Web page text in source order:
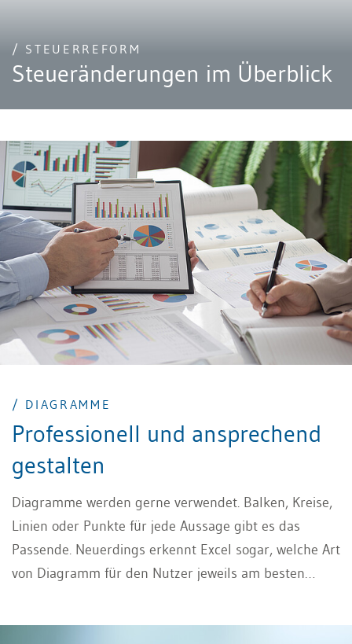
/ STEUERREFORM
Steueränderungen im Überblick
/ DIAGRAMME
Professionell und ansprechend
gestalten
Diagramme werden gerne verwendet. Balken, Kreise,
Linien oder Punkte für jede Aussage gibt es das
Passende. Neuerdings erkennt Excel sogar, welche Art
von Diagramm für den Nutzer jeweils am besten